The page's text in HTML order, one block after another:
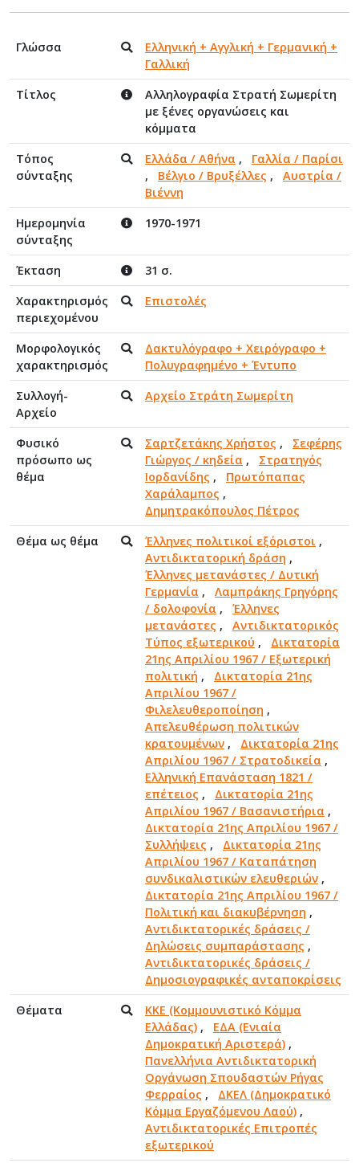
Γλώσσα
Ελληνική + Αγγλική + Γερμανική +
Γαλλική
Τίτλος
Αλληλογραφία Στρατή Σωμερίτη
με ξένες οργανώσεις και
κόμματα
Τόπος
σύνταξης
Ελλάδα / Αθήνα , Γαλλία / Παρίσι
, Βέλγιο / Βρυξέλλες , Αυστρία /
Βιέννη
Ημερομηνία
σύνταξης
1970-1971
Έκταση
31 σ.
Χαρακτηρισμός
περιεχομένου
Επιστολές
Μορφολογικός
χαρακτηρισμός
Δακτυλόγραφο + Χειρόγραφο +
Πολυγραφημένο + Έντυπο
Συλλογή-
Αρχείο
Αρχείο Στράτη Σωμερίτη
Φυσικό
πρόσωπο ως
θέμα
Σαρτζετάκης Χρήστος , Σεφέρης
Γιώργος / κηδεία , Στρατηγός
Ιορδανίδης , Πρωτόπαπας
Χαράλαμπος ,
Δημητρακόπουλος Πέτρος
Θέμα ως θέμα
Έλληνες πολιτικοί εξόριστοι ,
Αντιδικτατορική δράση ,
Έλληνες μετανάστες / Δυτική
Γερμανία , Λαμπράκης Γρηγόρης
/ δολοφονία , Έλληνες
μετανάστες , Αντιδικτατορικός
Τύπος εξωτερικού , Δικτατορία
21ης Απριλίου 1967 / Εξωτερική
πολιτική , Δικτατορία 21ης
Απριλίου 1967 /
Φιλελευθεροποίηση ,
Απελευθέρωση πολιτικών
κρατουμένων , Δικτατορία 21ης
Απριλίου 1967 / Στρατοδικεία ,
Ελληνική Επανάσταση 1821 /
επέτειος , Δικτατορία 21ης
Απριλίου 1967 / Βασανιστήρια ,
Δικτατορία 21ης Απριλίου 1967 /
Συλλήψεις , Δικτατορία 21ης
Απριλίου 1967 / Καταπάτηση
συνδικαλιστικών ελευθεριών ,
Δικτατορία 21ης Απριλίου 1967 /
Πολιτική και διακυβέρνηση ,
Αντιδικτατορικές δράσεις /
Δηλώσεις συμπαράστασης ,
Αντιδικτατορικές δράσεις /
Δημοσιογραφικές ανταποκρίσεις
Θέματα
ΚΚΕ (Κομμουνιστικό Κόμμα
Ελλάδας) , ΕΔΑ (Ενιαία
Δημοκρατική Αριστερά) ,
Πανελλήνια Αντιδικτατορική
Οργάνωση Σπουδαστών Ρήγας
Φερραίος , ΔΚΕΛ (Δημοκρατικό
Κόμμα Εργαζόμενου Λαού) ,
Αντιδικτατορικές Επιτροπές
εξωτερικού